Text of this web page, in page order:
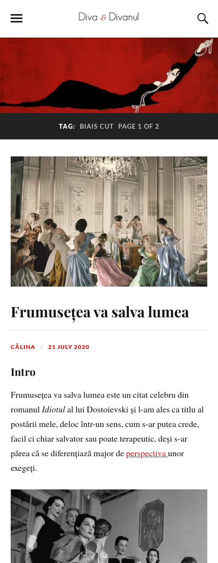
TAG: BIAIS CUT PAGE 1 OF 2
Frumusețea va salva lumea
CĂLINA 21 JULY 2020
Intro
Frumusețea va salva lumea este un citat celebru din
romanulIdiotulal lui Dostoievski și l-am ales ca titlu al
postării mele, deloc într-un sens, cum s-ar putea crede,
facil ci chiar salvator sau poate terapeutic, deși s-ar
părea că se diferențiază major deperspectivaunor
exegeți.